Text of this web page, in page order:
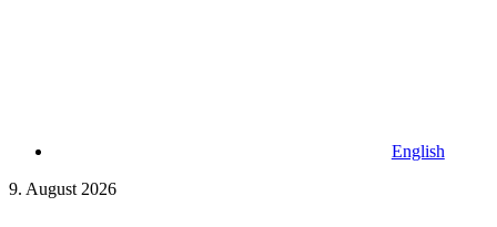
English
9. August 2026